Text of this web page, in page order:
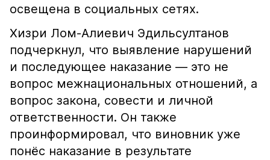
освещена в социальных сетях.
Хизри Лом-Алиевич Эдильсултанов
подчеркнул, что выявление нарушений
и последующее наказание — это не
вопрос межнациональных отношений, а
вопрос закона, совести и личной
ответственности. Он также
проинформировал, что виновник уже
понёс наказание в результате